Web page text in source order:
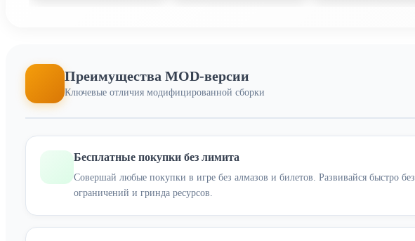
Преимущества MOD-версии
Ключевые отличия модифицированной сборки
Бесплатные покупки без лимита
Совершай любые покупки в игре без алмазов и билетов. Развивайся быстро без
ограничений и гринда ресурсов.